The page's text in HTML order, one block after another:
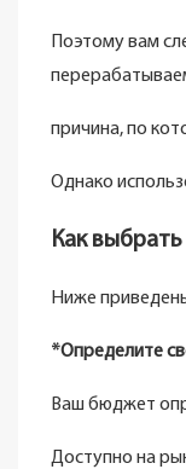
Поэтому вам
причина, по
Однако
Как
Ниже
*Определите
Ваш бюджет
Доступно на